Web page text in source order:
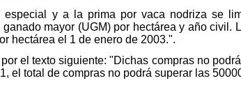
y a la prima por vaca nodriza se
mayor (UGM) por hectárea y año civil.
hectárea el 1 de enero de 2003.".
el texto siguiente: "Dichas compras no
el total de compras no podrá superar las